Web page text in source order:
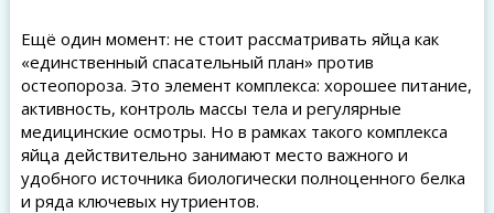
Ещё один момент: не стоит рассматривать яйца как
«единственный спасательный план» против
остеопороза. Это элемент комплекса: хорошее питание,
активность, контроль массы тела и регулярные
медицинские осмотры. Но в рамках такого комплекса
яйца действительно занимают место важного и
удобного источника биологически полноценного белка
и ряда ключевых нутриентов.